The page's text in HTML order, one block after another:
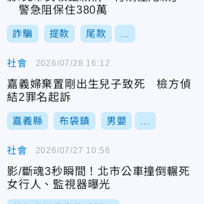
警急阻保住380萬
詐騙 提款 尾款
社會
嘉義婦棄置剛出生兒子致死 檢方偵
結2罪名起訴
嘉義縣 布袋鎮 男嬰
2026/07/28 16:12
社會
影/斷魂3秒瞬間！北市公車撞倒輾死
女行人、監視器曝光
2026/07/27 10:56